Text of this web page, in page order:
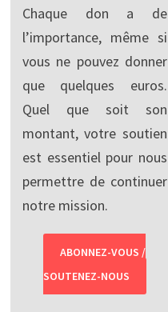
Chaque don a de
l’importance, même si
vous ne pouvez donner
que quelques euros.
Quel que soit son
montant, votre soutien
est essentiel pour nous
permettre de continuer
notre mission.
ABONNEZ-VOUS /
SOUTENEZ-NOUS